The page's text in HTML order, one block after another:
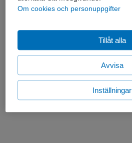
Om cookies och personuppgifter
Avvisa
Tillåt alla
Inställningar